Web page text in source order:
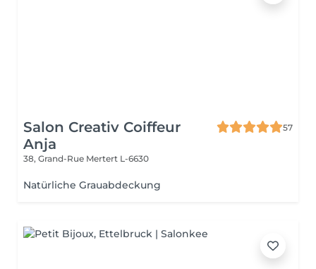
Salon Creativ Coiffeur
Anja
57
38, Grand-Rue Mertert L-6630
Natürliche Grauabdeckung